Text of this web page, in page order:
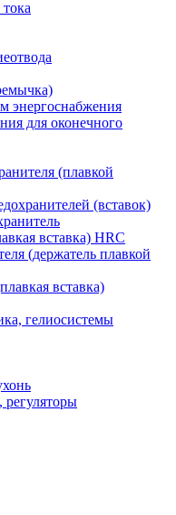
энергоснабжения
для оконечного
(плавкой
(вставок)
вставка) HRC
(держатель плавкой
вставка)
гелиосистемы